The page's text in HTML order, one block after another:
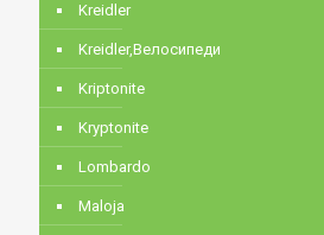
Kreidler
Kreidler,Велосипеди
Kriptonite
Kryptonite
Lombardo
Maloja